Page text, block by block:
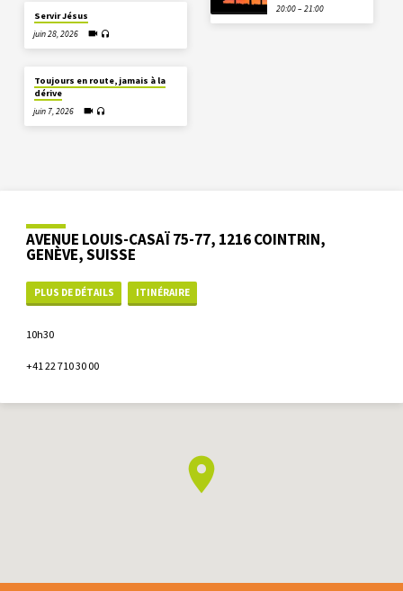
Servir Jésus
juin 28, 2026
Toujours en route, jamais à la
dérive
juin 7, 2026
20:00 – 21:00
AVENUE LOUIS-CASAÏ 75-77, 1216 COINTRIN,
GENÈVE, SUISSE
PLUS DE DÉTAILS ITINÉRAIRE
10h30
+41 22 710 30 00